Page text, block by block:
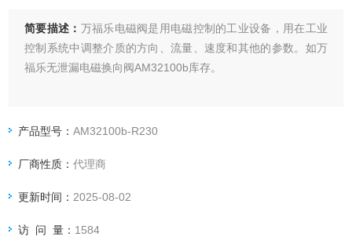
简要描述： 万福乐电磁阀是用电磁控制的工业设备，用在工业
控制系统中调整介质的方向、流量、速度和其他的参数。如万
福乐无泄漏电磁换向阀AM32100b库存。
产品型号：AM32100b-R230
厂商性质：代理商
更新时间： 2025-08-02
访 问 量： 1584